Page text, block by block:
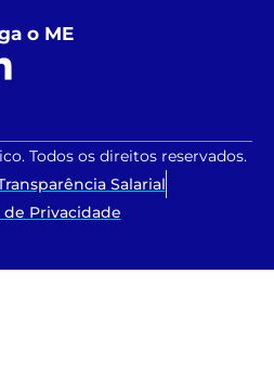
o ME
Todos os direitos reservados.
Salarial
de Privacidade